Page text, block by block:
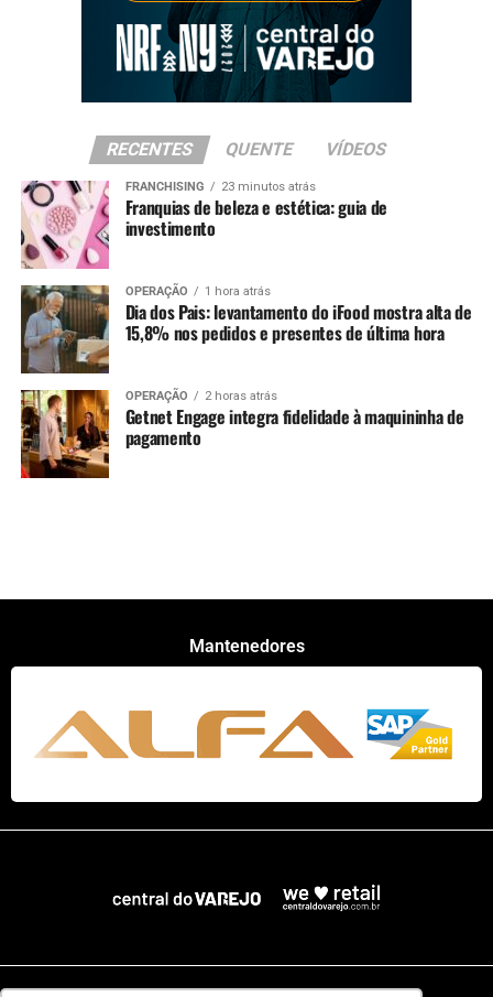
RECENTES QUENTE VÍDEOS
FRANCHISING 23 minutos atrás
Franquias de beleza e estética: guia de
investimento
OPERAÇÃO 1 hora atrás
Dia dos Pais: levantamento do iFood mostra alta de
15,8% nos pedidos e presentes de última hora
OPERAÇÃO 2 horas atrás
Getnet Engage integra fidelidade à maquininha de
pagamento
Mantenedores